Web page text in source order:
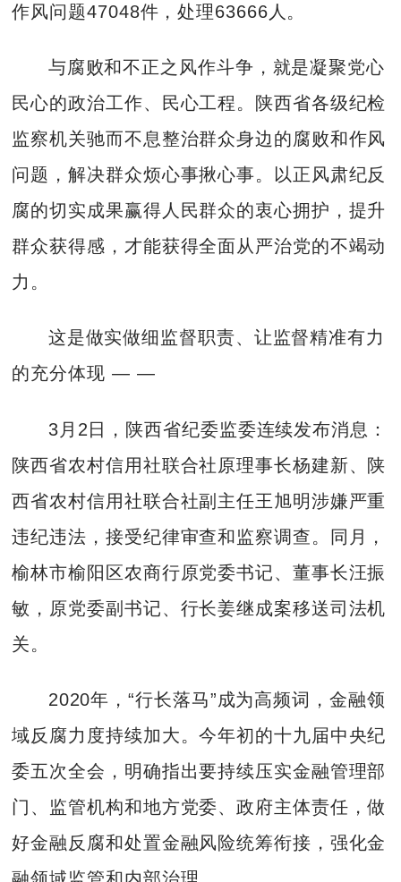
作风问题47048件，处理63666人。
与腐败和不正之风作斗争，就是凝聚党心
民心的政治工作、民心工程。陕西省各级纪检
监察机关驰而不息整治群众身边的腐败和作风
问题，解决群众烦心事揪心事。以正风肃纪反
腐的切实成果赢得人民群众的衷心拥护，提升
群众获得感，才能获得全面从严治党的不竭动
力。
这是做实做细监督职责、让监督精准有力
的充分体现 — —
3月2日，陕西省纪委监委连续发布消息：
陕西省农村信用社联合社原理事长杨建新、陕
西省农村信用社联合社副主任王旭明涉嫌严重
违纪违法，接受纪律审查和监察调查。同月，
榆林市榆阳区农商行原党委书记、董事长汪振
敏，原党委副书记、行长姜继成案移送司法机
关。
2020年，“行长落马”成为高频词，金融领
域反腐力度持续加大。今年初的十九届中央纪
委五次全会，明确指出要持续压实金融管理部
门、监管机构和地方党委、政府主体责任，做
好金融反腐和处置金融风险统筹衔接，强化金